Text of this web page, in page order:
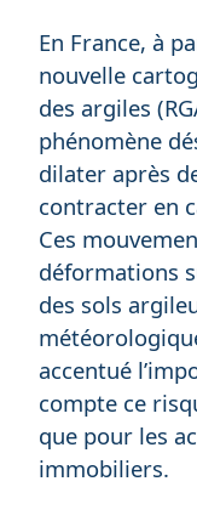
En France, à
nouvelle
des argiles
phénomène
dilater après
contracter en
Ces
déformations
des sols
accentué
compte ce
que pour les
immobiliers.